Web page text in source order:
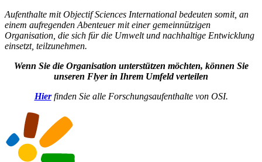
Aufenthalte mit Objectif Sciences International bedeuten somit, an
einem aufregenden Abenteuer mit einer gemeinnützigen
Organisation, die sich für die Umwelt und nachhaltige Entwicklung
einsetzt, teilzunehmen.
Wenn Sie die Organisation unterstützen möchten, können Sie
unseren Flyer in Ihrem Umfeld verteilen
Hierfinden Sie alle Forschungsaufenthalte von OSI.